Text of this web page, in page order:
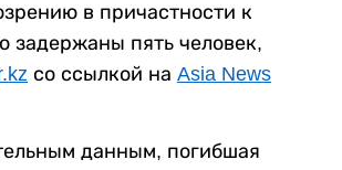
в причастности к
задержаны пять человек,
со ссылкой на Asia News
данным, погибшая